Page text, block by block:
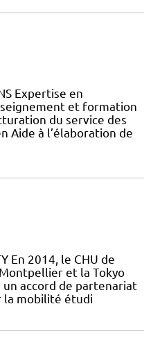
Expertise en
et formation
du service des
Aide à l’élaboration de
En 2014, le CHU de
et la Tokyo
accord de partenariat
la mobilité étudi